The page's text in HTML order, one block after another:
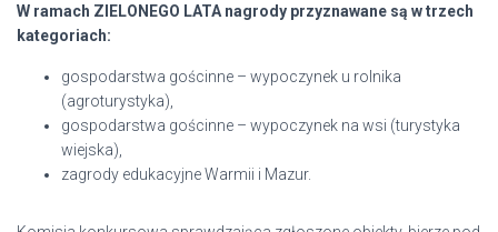
W ramach ZIELONEGO LATA nagrody przyznawane są w trzech
kategoriach:
gospodarstwa gościnne – wypoczynek u rolnika
(agroturystyka),
gospodarstwa gościnne – wypoczynek na wsi (turystyka
wiejska),
zagrody edukacyjne Warmii i Mazur.